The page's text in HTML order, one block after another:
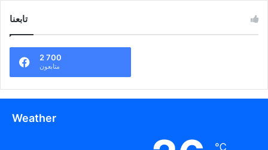
تابعنا
2 700
متابعون
Weather
℃